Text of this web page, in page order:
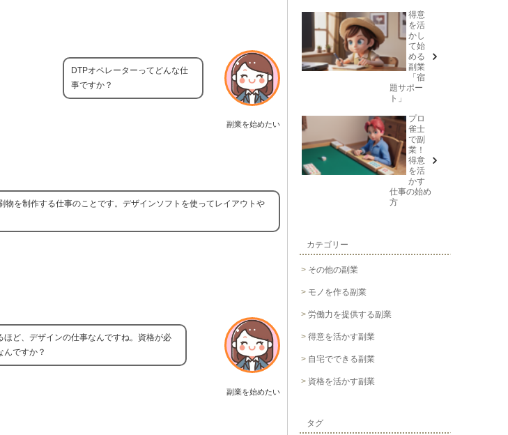
副業を始めたい
DTPオペレーターってどんな仕
事ですか？
を制作する仕事のことです。デザインソフトを使ってレイアウトや
副業を始めたい
ほど、デザインの仕事なんですね。資格が必
んですか？
得意
を活
かし
て始
める
副業
「宿
題サポー
ト」
プロ
雀士
で副
業！
得意
を活
かす
仕事の始め
方
カテゴリー
その他の副業
モノを作る副業
労働力を提供する副業
得意を活かす副業
自宅でできる副業
資格を活かす副業
タグ